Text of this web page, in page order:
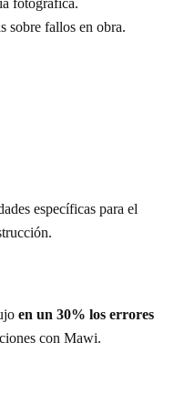
sobre fallos en obra.
específicas para el
en un 30% los errores
con Mawi.